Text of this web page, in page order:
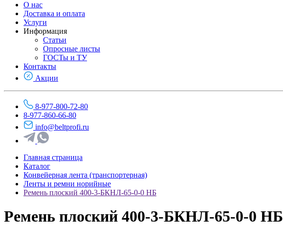
О нас
Доставка и оплата
Услуги
Информация
Статьи
Опросные листы
ГОСТы и ТУ
Контакты
Акции
8-977-800-72-80
8-977-860-66-80
info@beltprofi.ru
Главная страница
Каталог
Конвейерная лента (транспортерная)
Ленты и ремни норийные
Ремень плоский 400-3-БКНЛ-65-0-0 НБ
Ремень плоский 400-3-БКНЛ-65-0-0 НБ